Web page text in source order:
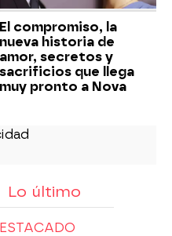
El compromiso, la
nueva historia de
amor, secretos y
sacrificios que llega
muy pronto a Nova
Lo último